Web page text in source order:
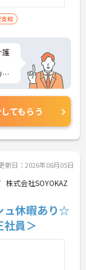
給
護
ス
ら
てもらう
新日：2026年08月05日
株式会社SOYOKAZ
ュ休暇あり☆
員＞